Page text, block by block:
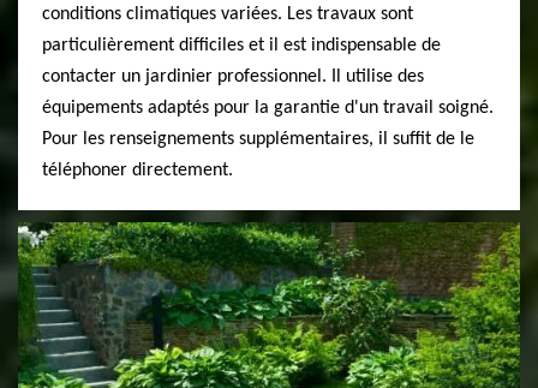
conditions climatiques variées. Les travaux sont
particulièrement difficiles et il est indispensable de
contacter un jardinier professionnel. Il utilise des
équipements adaptés pour la garantie d'un travail soigné.
Pour les renseignements supplémentaires, il suffit de le
téléphoner directement.